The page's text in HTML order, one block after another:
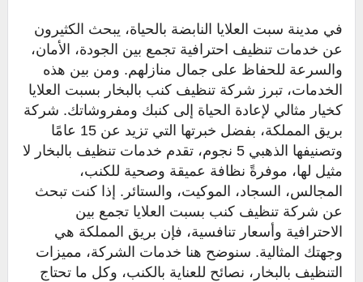
في مدينة سبت العلايا النابضة بالحياة، يبحث الكثيرون
عن خدمات تنظيف احترافية تجمع بين الجودة، الأمان،
والسرعة للحفاظ على جمال منازلهم. ومن بين هذه
الخدمات، تبرز شركة تنظيف كنب بالبخار بسبت العلايا
كخيار مثالي لإعادة الحياة إلى كنبك ومفروشاتك. شركة
بريق المملكة، بفضل خبرتها التي تزيد عن 15 عامًا
وتصنيفها الذهبي 5 نجوم، تقدم خدمات تنظيف بالبخار لا
مثيل لها، موفرةً نظافة عميقة وصحية للكنب،
المجالس، السجاد، الموكيت، والستائر. إذا كنت تبحث
عن شركة تنظيف كنب بسبت العلايا تجمع بين
الاحترافية وأسعار تنافسية، فإن بريق المملكة هي
وجهتك المثالية. سنوضح هنا خدمات الشركة، مميزات
التنظيف بالبخار، نصائح للعناية بالكنب، وكل ما تحتاج